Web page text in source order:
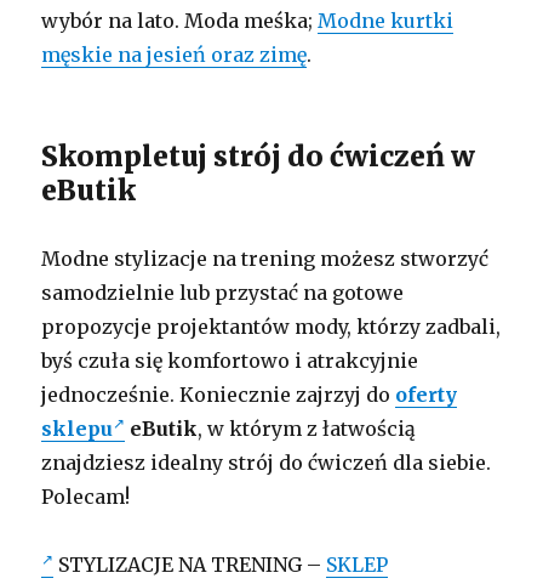
wybór na lato. Moda meśka; Modne kurtki
męskie na jesień oraz zimę.
Skompletuj strój do ćwiczeń w
eButik
Modne stylizacje na trening możesz stworzyć
samodzielnie lub przystać na gotowe
propozycje projektantów mody, którzy zadbali,
byś czuła się komfortowo i atrakcyjnie
jednocześnie. Koniecznie zajrzyj do oferty
sklepu
eButik, w którym z łatwością
znajdziesz idealny strój do ćwiczeń dla siebie.
Polecam!
STYLIZACJE NA TRENING – SKLEP